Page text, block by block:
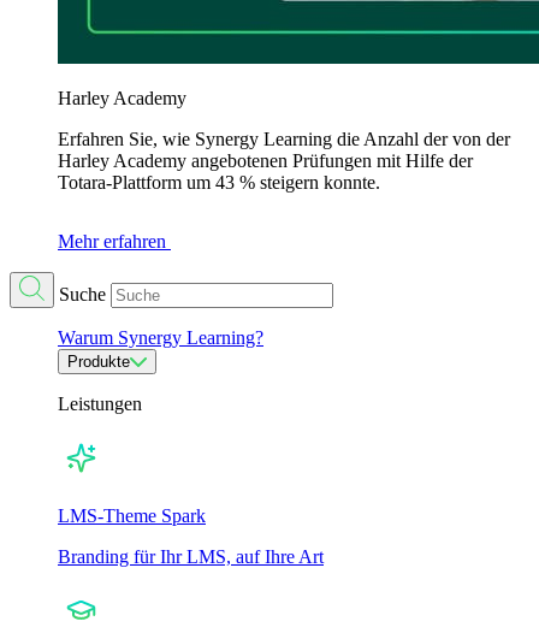
Harley Academy
Erfahren Sie, wie Synergy Learning die Anzahl der von der
Harley Academy angebotenen Prüfungen mit Hilfe der
Totara-Plattform um 43 % steigern konnte.
Mehr erfahren
Suche
Warum Synergy Learning?
Produkte
Leistungen
LMS-Theme Spark
Branding für Ihr LMS, auf Ihre Art